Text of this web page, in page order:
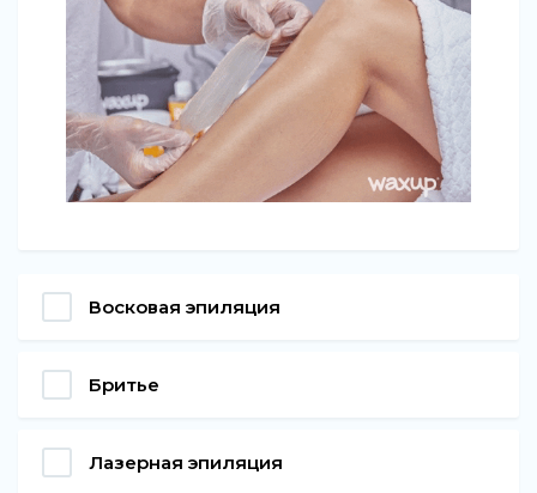
Восковая эпиляция
Бритье
Лазерная эпиляция